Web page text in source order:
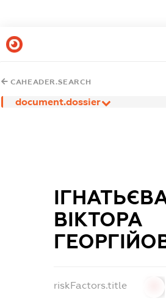
CAHEADER.SEARCH
document.dossier
ВІКТОРА
riskFactors.title